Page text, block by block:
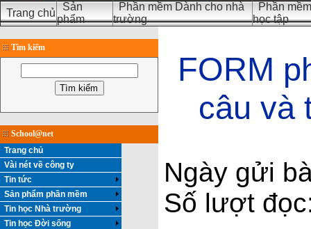
Trang chủ
Sản
phẩm
Phần mềm Dành cho nhà
trường
Phần
học tập
Tìm kiếm
School@net
Trang chủ
Vài nét về công ty
Tin tức
Sản phẩm phần mềm
Tin học Nhà trường
Tin học Đời sống
FORM
câu và
Ngày gửi
Số lượt